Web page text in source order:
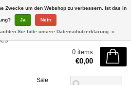
Sale
0 items
€0,00
Zwecke um den Webshop zu verbessern. Ist das in
Ja Nein
Sie bitte unsere Datenschutzerklärung. »